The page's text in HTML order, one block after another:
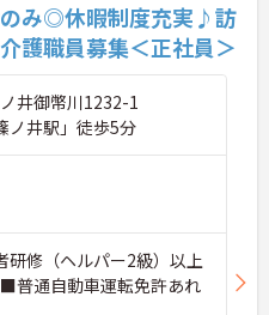
のみ◎休暇制度充実♪訪
護職員募集＜正社員＞
井御幣川1232-1
ノ井駅」徒歩5分
修（ヘルパー2級）以上
普通自動車運転免許あれ